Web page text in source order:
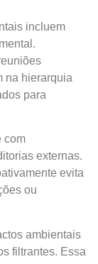
incluem
na hierarquia
para
com
externas.
evita
ou
ambientais
filtrantes. Essa